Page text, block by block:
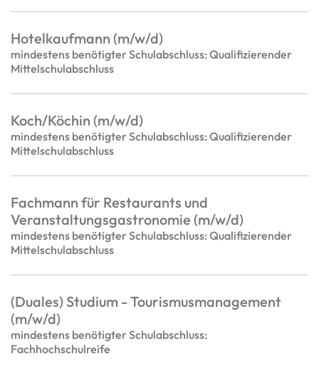
Hotelkaufmann (m/w/d)
mindestens benötigter Schulabschluss: Qualifizierender
Mittelschulabschluss
Koch/Köchin (m/w/d)
mindestens benötigter Schulabschluss: Qualifizierender
Mittelschulabschluss
Fachmann für Restaurants und
Veranstaltungsgastronomie (m/w/d)
mindestens benötigter Schulabschluss: Qualifizierender
Mittelschulabschluss
(Duales) Studium - Tourismusmanagement
(m/w/d)
mindestens benötigter Schulabschluss:
Fachhochschulreife